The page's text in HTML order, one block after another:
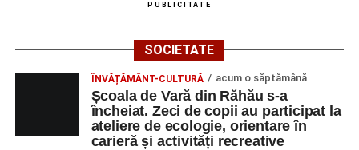
PUBLICITATE
SOCIETATE
ÎNVĂȚĂMÂNT-CULTURĂ acum o săptămână
Școala de Vară din Răhău s-a
încheiat. Zeci de copii au participat la
ateliere de ecologie, orientare în
carieră și activități recreative